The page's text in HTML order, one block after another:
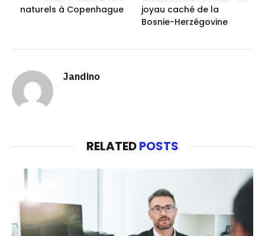
naturels à Copenhague
joyau caché de la
Bosnie-Herzégovine
Jandino
RELATEDPOSTS